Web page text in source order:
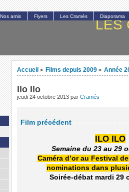
LES
Accueil > Films depuis 2009 > Année
Ilo Ilo
jeudi 24 octobre 2013 par Cramés
Film précédent
ILO ILO
Semaine du 23 au 29
Caméra d’or au Festival
nominations dans
Soirée-débat mardi 29
Nos amis Flyers Les Cramés Diaporama